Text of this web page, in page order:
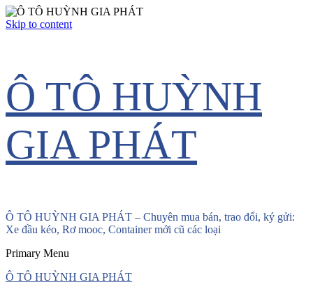
Skip to content
Ô TÔ HUỲNH
GIA PHÁT
Ô TÔ HUỲNH GIA PHÁT – Chuyên mua bán, trao đổi, ký gửi:
Xe đầu kéo, Rơ mooc, Container mới cũ các loại
Primary Menu
Ô TÔ HUỲNH GIA PHÁT